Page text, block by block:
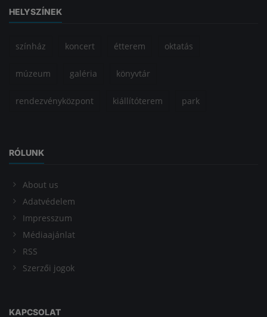
HELYSZÍNEK
színház koncert étterem oktatás
múzeum galéria könyvtár
rendezvényközpont kiállítóterem park
RÓLUNK
About us
Adatvédelem
Impresszum
Médiaajánlat
RSS
Szerzői jogok
KAPCSOLAT